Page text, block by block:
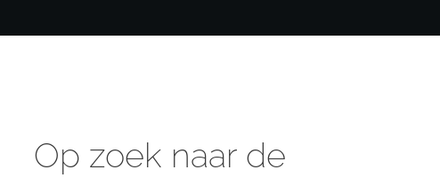
Op zoek naar de